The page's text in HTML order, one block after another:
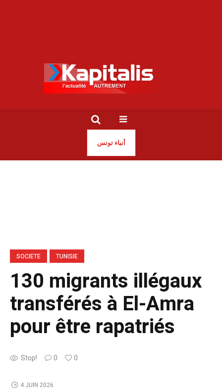
أنباء تونس
SOCIETE TUNISIE
130 migrants illégaux
transférés à El-Amra
pour être rapatriés
Stop! 0 0
4 JUIN 2026